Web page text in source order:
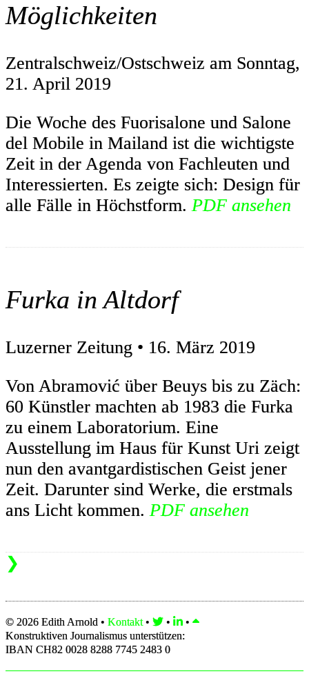
Möglichkeiten
Zentralschweiz/Ostschweiz am Sonntag,
21. April 2019
Die Woche des Fuorisalone und Salone
del Mobile in Mailand ist die wichtigste
Zeit in der Agenda von Fachleuten und
Interessierten. Es zeigte sich: Design für
alle Fälle in Höchstform.PDF ansehen
Furka in Altdorf
Luzerner Zeitung • 16. März 2019
Von Abramović über Beuys bis zu Zäch:
60 Künstler machten ab 1983 die Furka
zu einem Laboratorium. Eine
Ausstellung im Haus für Kunst Uri zeigt
nun den avantgardistischen Geist jener
Zeit. Darunter sind Werke, die erstmals
ans Licht kommen. PDF ansehen
❯
© 2026 Edith Arnold • Kontakt• •
•
Konstruktiven Journalismus unterstützen:
IBAN CH82 0028 8288 7745 2483 0